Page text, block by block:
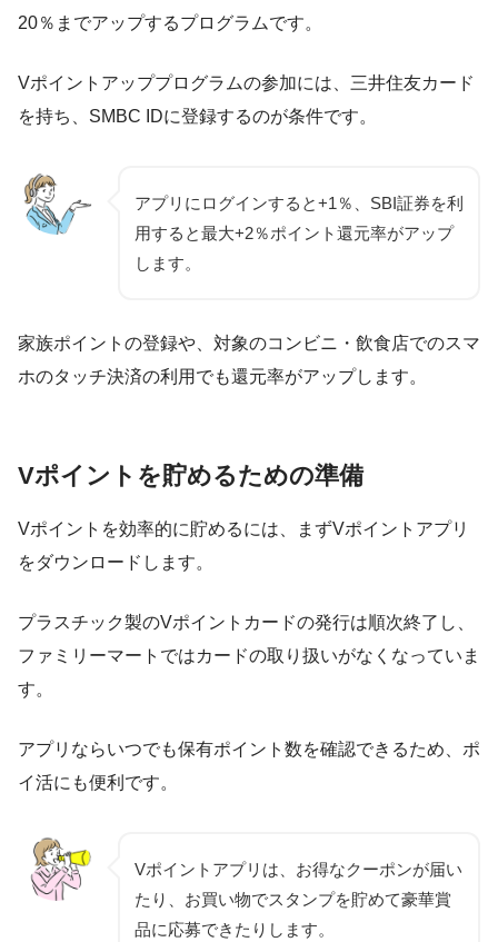
20％までアップするプログラムです。
Vポイントアッププログラムの参加には、三井住友カード
を持ち、SMBC IDに登録するのが条件です。
アプリにログインすると+1％、SBI証券を利
用すると最大+2％ポイント還元率がアップ
します。
家族ポイントの登録や、対象のコンビニ・飲食店でのスマ
ホのタッチ決済の利用でも還元率がアップします。
Vポイントを貯めるための準備
Vポイントを効率的に貯めるには、まずVポイントアプリ
をダウンロードします。
プラスチック製のVポイントカードの発行は順次終了し、
ファミリーマートではカードの取り扱いがなくなっていま
す。
アプリならいつでも保有ポイント数を確認できるため、ポ
イ活にも便利です。
Vポイントアプリは、お得なクーポンが届い
たり、お買い物でスタンプを貯めて豪華賞
品に応募できたりします。